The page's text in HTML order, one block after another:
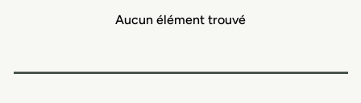
Aucun élément trouvé